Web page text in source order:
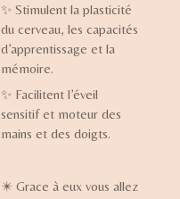
✨ Stimulent la plasticité
du cerveau, les capacités
d’apprentissage et la
mémoire.
✨ Facilitent l’éveil
sensitif et moteur des
mains et des doigts.
✴️ Grace à eux vous allez